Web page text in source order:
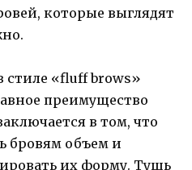
которые выглядят
стиле «fluff brows»
преимущество
в том, что
бровям объем и
их форму. Тушь